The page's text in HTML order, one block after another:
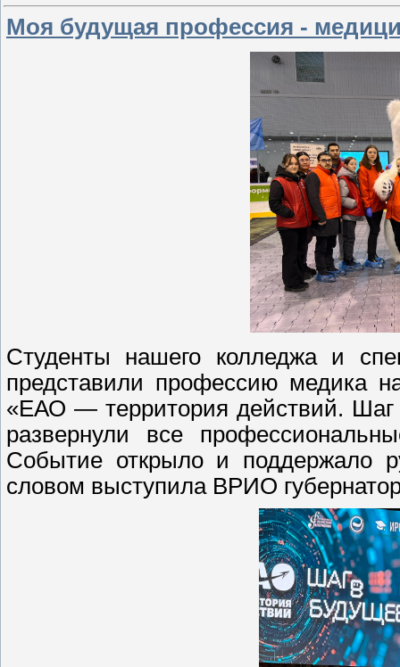
Моя будущая профессия -
Студенты нашего колледжа и
представили профессию медика
«ЕАО — территория действий.
развернули все
Событие открыло и поддержало
словом выступила ВРИО